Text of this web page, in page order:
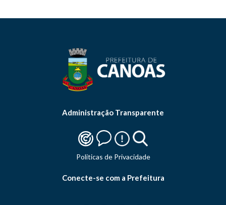
Administração Transparente
Politicas de Privacidade
Conecte-se com a Prefeitura